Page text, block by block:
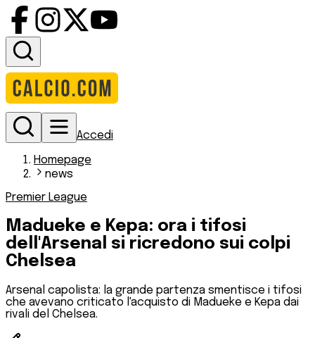
Accedi
Homepage
news
Premier League
Madueke e Kepa: ora i tifosi
dell'Arsenal si ricredono sui colpi
Chelsea
Arsenal capolista: la grande partenza smentisce i tifosi
che avevano criticato l'acquisto di Madueke e Kepa dai
rivali del Chelsea.